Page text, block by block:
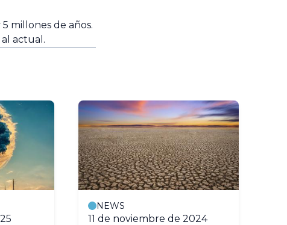
millones de años.
actual.
NEWS
11 de noviembre de 2024